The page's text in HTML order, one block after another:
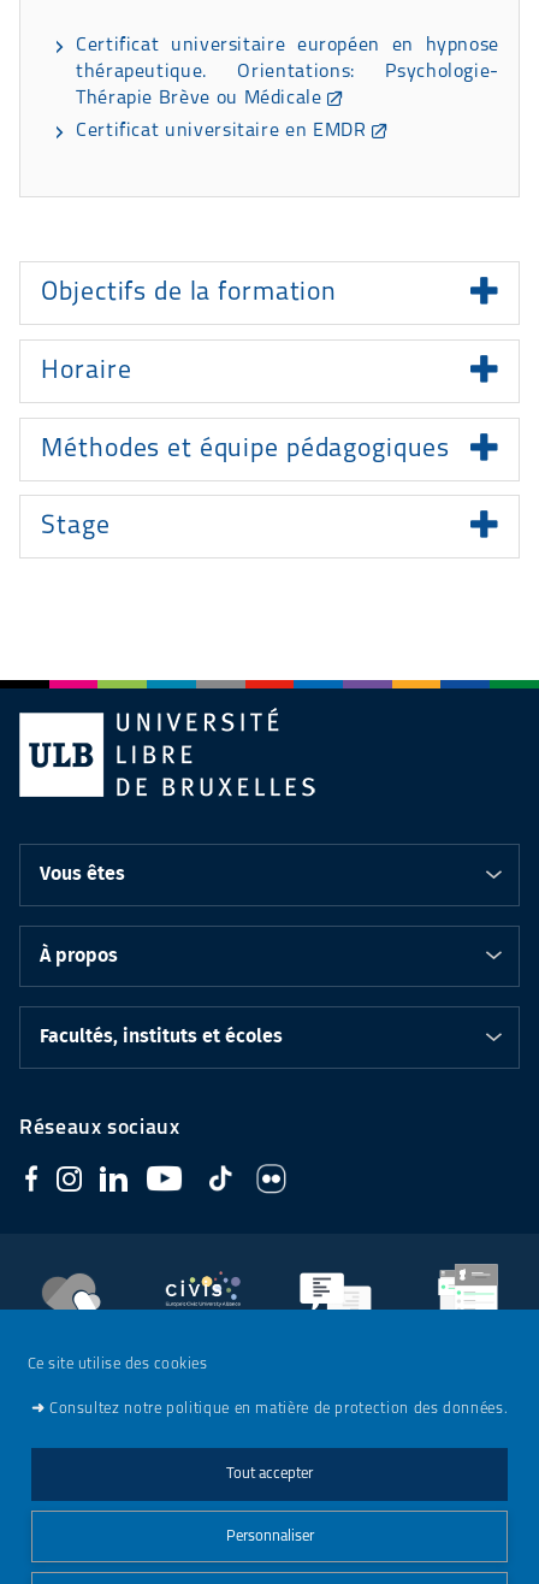
Ce site utilise des cookies
➜ Consultez notre politique en matière de protection des données.
Tout accepter
Personnaliser
Certificat universitaire européen en hypnose
thérapeutique. Orientations: Psychologie-
Thérapie Brève ou Médicale
Certificat universitaire en EMDR
Présentation
Objectifs de la formation
Horaire
Méthodes et équipe pédagogiques
Stage
Vous êtes
À propos
Facultés, instituts et écoles
Réseaux sociaux
l'Université
CIVIS
Charte de modération - Réseaux sociaux
Gestionnaire de cookies